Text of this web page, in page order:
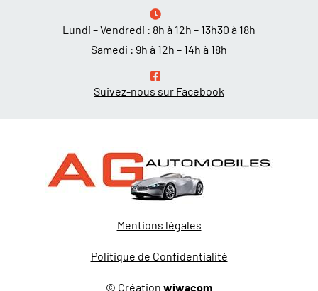
Lundi – Vendredi : 8h à 12h – 13h30 à 18h
Samedi : 9h à 12h – 14h à 18h
Suivez-nous sur Facebook
Mentions légales
Politique de Confidentialité
© Création wiwacom